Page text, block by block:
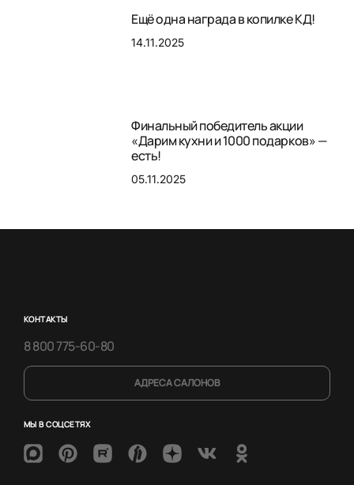
Ещё одна награда в копилке КД!
14.11.2025
Финальный победитель акции
«Дарим кухни и 1000 подарков» —
есть!
05.11.2025
КОНТАКТЫ
8 800 775-60-80
АДРЕСА САЛОНОВ
МЫ В СОЦСЕТЯХ